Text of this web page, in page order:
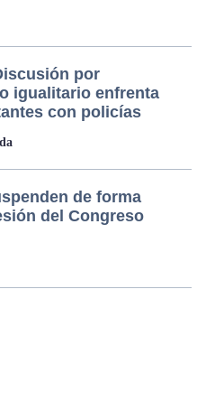
por
igualitario enfrenta
con policías
de forma
del Congreso